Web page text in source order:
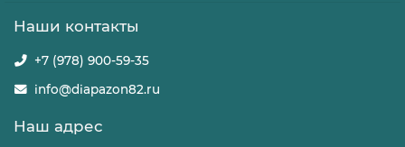
Наши контакты
+7 (978) 900-59-35
info@diapazon82.ru
Наш адрес